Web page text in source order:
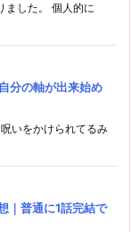
ました。 個人的に
分の軸が出来始め
いをかけられてるみ
｜普通に1話完結で